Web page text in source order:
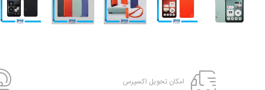
امکان تحویل اکسپرس